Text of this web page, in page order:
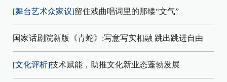
[舞台艺术众家议]留住戏曲唱词里的那缕“文气”
国家话剧院新版《青蛇》:写意写实相融 跳出跳进自由
[文化评析]技术赋能，助推文化新业态蓬勃发展